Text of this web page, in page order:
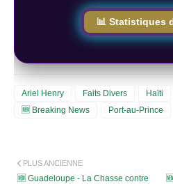
📊 Statistiques
Ariel Henry Faits Divers Haïti
🆕 Breaking News
Port-au-Prince
PLUS ANCIENNE
🆕 Guadeloupe - La Chasse contre